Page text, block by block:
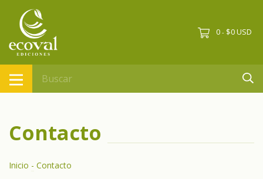
0 - $0 USD
Contacto
Inicio - Contacto